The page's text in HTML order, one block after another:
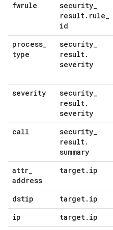
fwrule security_
result. rule_
id
process_
type
security_
result.
severity
severity
security_
result.
severity
call
security_
result.
summary
attr_
address
target. ip
dstip target. ip
ip target. ip